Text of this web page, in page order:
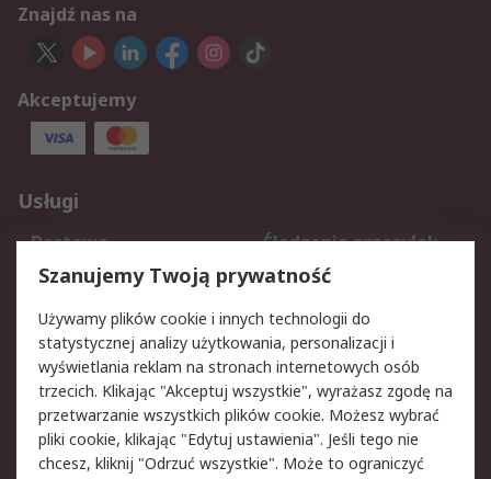
Znajdź nas na
Akceptujemy
Usługi
Dostawa
Śledzenie przesyłek
Reklamacje i zwroty
Rejestracja
Aspekty prawne
Bezpieczeństwo e-
maila
Polityka dotycząca
plików cookie
Polityka prywatności
Użytkowanie witryny
Szanujemy Twoją prywatność
Używamy plików cookie i innych technologii do
statystycznej analizy użytkowania, personalizacji i
wyświetlania reklam na stronach internetowych osób
trzecich. Klikając "Akceptuj wszystkie", wyrażasz zgodę na
przetwarzanie wszystkich plików cookie. Możesz wybrać
pliki cookie, klikając "Edytuj ustawienia". Jeśli tego nie
chcesz, kliknij "Odrzuć wszystkie". Może to ograniczyć